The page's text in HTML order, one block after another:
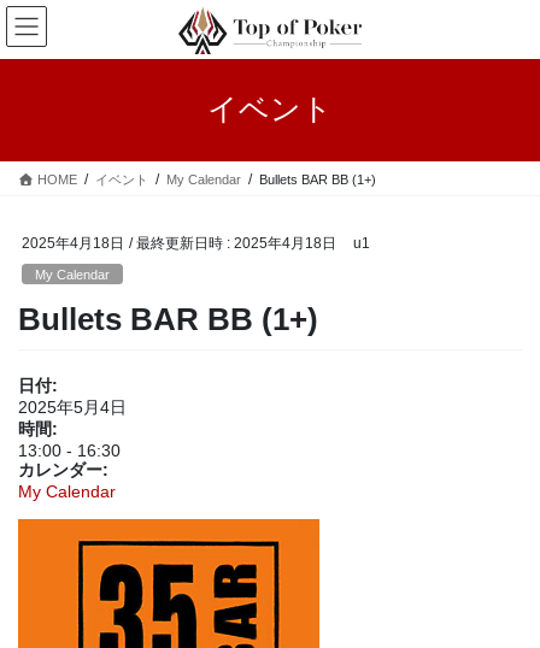
コ
ン
テ
ス
ナ
ビ
ゲ
ン
イベント
HOME イベント My Calendar Bullets BAR BB (1+)
2025年4月18日 / 最終更新日時 : 2025年4月18日 u1
My Calendar
Bullets BAR BB (1+)
日付:
2025年5月4日
時間:
13:00 - 16:30
カレンダー:
My Calendar